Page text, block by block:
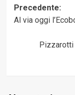
articolo
Precedente:
Al via oggi
Pizzarotti